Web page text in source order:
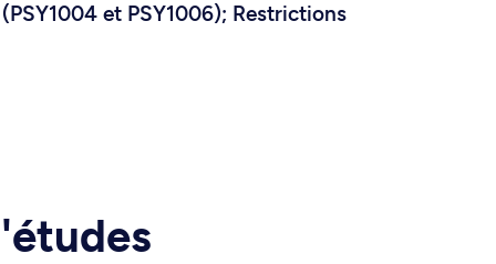
et PSY1006); Restrictions